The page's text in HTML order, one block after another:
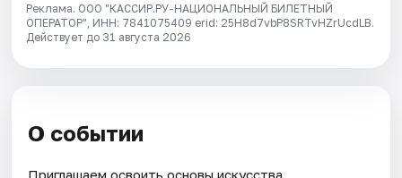
Реклама. ООО "КАССИР.РУ-НАЦИОНАЛЬНЫЙ БИЛЕТНЫЙ
ОПЕРАТОР", ИНН: 7841075409 erid: 25H8d7vbP8SRTvHZrUcdLB.
Действует до 31 августа 2026
О событии
Приглашаем освоить основы искусства